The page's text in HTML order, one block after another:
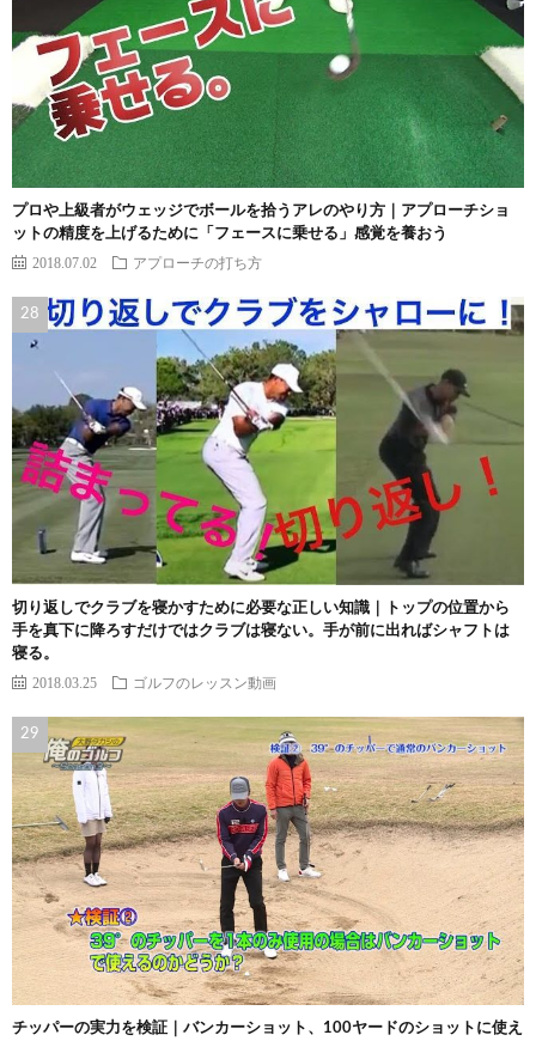
プロや上級者がウェッジでボールを拾うアレのやり方｜アプローチショ
ットの精度を上げるために「フェースに乗せる」感覚を養おう
2018.07.02 アプローチの打ち方
切り返しでクラブを寝かすために必要な正しい知識｜トップの位置から
手を真下に降ろすだけではクラブは寝ない。手が前に出ればシャフトは
寝る。
2018.03.25 ゴルフのレッスン動画
チッパーの実力を検証｜バンカーショット、100ヤードのショットに使え